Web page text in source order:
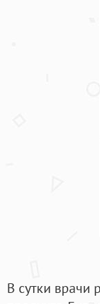
В сутки врачи